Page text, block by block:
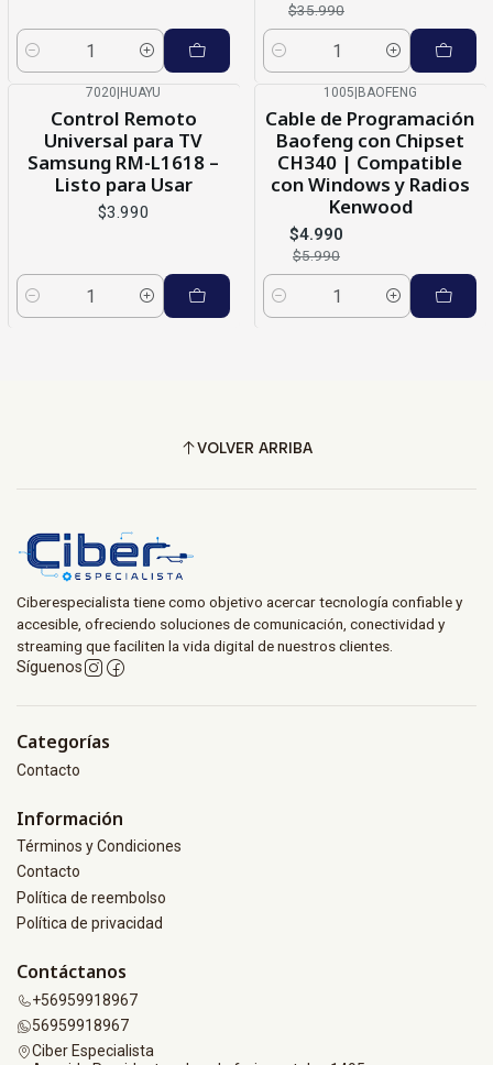
Cantidad
$35.990
Cantidad
7020 HUAYU
Control Remoto
Universal para TV
Samsung RM-L1618 –
Listo para Usar
$3.990
Cantidad
1005 BAOFENG
Cable de Programación
Baofeng con Chipset
CH340 | Compatible
con Windows y Radios
Kenwood
$4.990
$5.990
Cantidad
VOLVER ARRIBA
Ciberespecialista tiene como objetivo acercar tecnología confiable y
accesible, ofreciendo soluciones de comunicación, conectividad y
streaming que faciliten la vida digital de nuestros clientes.
Síguenos
Categorías
Contacto
Información
Términos y Condiciones
Contacto
Política de reembolso
Política de privacidad
Contáctanos
+56959918967
56959918967
Ciber Especialista